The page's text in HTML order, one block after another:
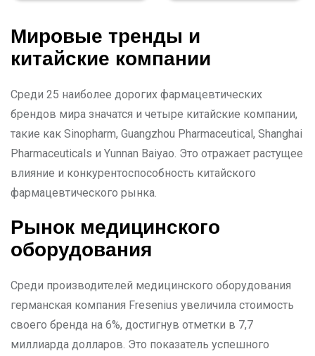
Мировые тренды и
китайские компании
Среди 25 наиболее дорогих фармацевтических
брендов мира значатся и четыре китайские компании,
такие как Sinopharm, Guangzhou Pharmaceutical, Shanghai
Pharmaceuticals и Yunnan Baiyao. Это отражает растущее
влияние и конкурентоспособность китайского
фармацевтического рынка.
Рынок медицинского
оборудования
Среди производителей медицинского оборудования
германская компания Fresenius увеличила стоимость
своего бренда на 6%, достигнув отметки в 7,7
миллиарда долларов. Это показатель успешного